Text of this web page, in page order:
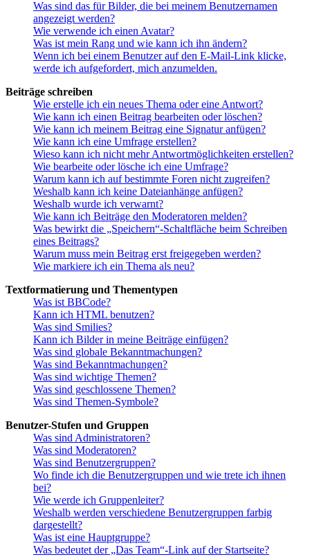
Was sind das für Bilder, die bei meinem Benutzernamen
angezeigt werden?
Wie verwende ich einen Avatar?
Was ist mein Rang und wie kann ich ihn ändern?
Wenn ich bei einem Benutzer auf den E-Mail-Link klicke,
werde ich aufgefordert, mich anzumelden.
Beiträge schreiben
Wie erstelle ich ein neues Thema oder eine Antwort?
Wie kann ich einen Beitrag bearbeiten oder löschen?
Wie kann ich meinem Beitrag eine Signatur anfügen?
Wie kann ich eine Umfrage erstellen?
Wieso kann ich nicht mehr Antwortmöglichkeiten erstellen?
Wie bearbeite oder lösche ich eine Umfrage?
Warum kann ich auf bestimmte Foren nicht zugreifen?
Weshalb kann ich keine Dateianhänge anfügen?
Weshalb wurde ich verwarnt?
Wie kann ich Beiträge den Moderatoren melden?
Was bewirkt die „Speichern“-Schaltfläche beim Schreiben
eines Beitrags?
Warum muss mein Beitrag erst freigegeben werden?
Wie markiere ich ein Thema als neu?
Textformatierung und Thementypen
Was ist BBCode?
Kann ich HTML benutzen?
Was sind Smilies?
Kann ich Bilder in meine Beiträge einfügen?
Was sind globale Bekanntmachungen?
Was sind Bekanntmachungen?
Was sind wichtige Themen?
Was sind geschlossene Themen?
Was sind Themen-Symbole?
Benutzer-Stufen und Gruppen
Was sind Administratoren?
Was sind Moderatoren?
Was sind Benutzergruppen?
Wo finde ich die Benutzergruppen und wie trete ich ihnen
bei?
Wie werde ich Gruppenleiter?
Weshalb werden verschiedene Benutzergruppen farbig
dargestellt?
Was ist eine Hauptgruppe?
Was bedeutet der „Das Team“-Link auf der Startseite?